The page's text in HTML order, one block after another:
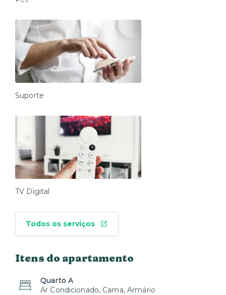
Suporte
TV Digital
Todos os serviços
Itens do apartamento
Quarto A
Ar Condicionado, Cama, Armário